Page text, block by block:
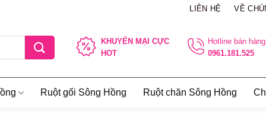
LIÊN HỆ VỀ
KHUYẾN MẠI CỰC
HOT
Hotline bán hàng
0961.181.525
Ruột gối Sông Hồng Ruột chăn Sông Hồng